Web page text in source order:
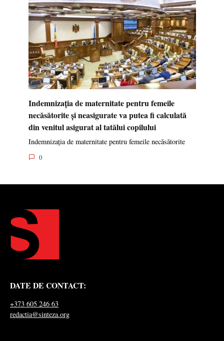
Indemnizația de maternitate pentru femeile
necăsătorite și neasigurate va putea fi calculată
din venitul asigurat al tatălui copilului
Indemnizația de maternitate pentru femeile necăsătorite
0
DATE DE CONTACT:
+373 605 246 63
redactia@sinteza.org